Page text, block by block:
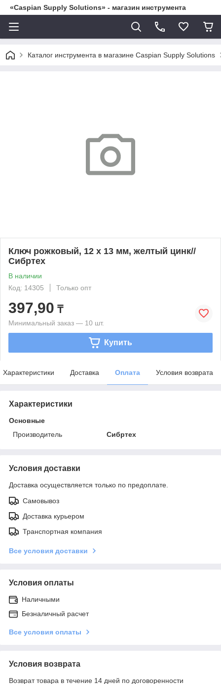
«Caspian Supply Solutions» - магазин инструмента
Каталог инструмента в магазине Caspian Supply Solutions
Ключ рожковый, 12 х 13 мм, желтый цинк//
Сибртех
В наличии
Код: 14305
Только опт
397,90 ₸
Минимальный заказ — 10 шт.
Купить
Характеристики Доставка Оплата Условия возврата
Характеристики
Основные
Производитель
Сибртех
Условия доставки
Доставка осуществляется только по предоплате.
Самовывоз
Доставка курьером
Транспортная компания
Все условия доставки
Условия оплаты
Наличными
Безналичный расчет
Все условия оплаты
Условия возврата
Возврат товара в течение 14 дней по договоренности